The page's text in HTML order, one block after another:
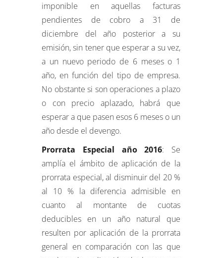
imponible en aquellas facturas
pendientes de cobro a 31 de
diciembre del año posterior a su
emisión, sin tener que esperar a su vez,
a un nuevo periodo de 6 meses o 1
año, en función del tipo de empresa.
No obstante si son operaciones a plazo
o con precio aplazado, habrá que
esperar a que pasen esos 6 meses o un
año desde el devengo.
Prorrata Especial año 2016: Se
amplía el ámbito de aplicación de la
prorrata especial, al disminuir del 20 %
al 10 % la diferencia admisible en
cuanto al montante de cuotas
deducibles en un año natural que
resulten por aplicación de la prorrata
general en comparación con las que